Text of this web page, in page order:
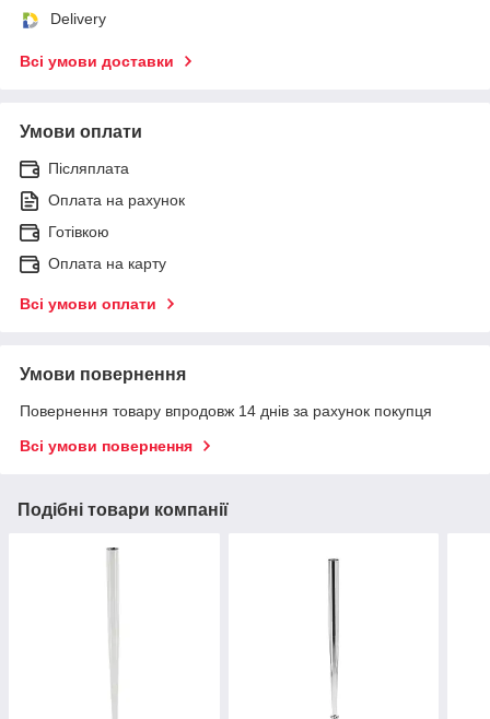
Delivery
Всі умови доставки
Умови оплати
Післяплата
Оплата на рахунок
Готівкою
Оплата на карту
Всі умови оплати
Умови повернення
Повернення товару впродовж 14 днів за рахунок покупця
Всі умови повернення
Подібні товари компанії